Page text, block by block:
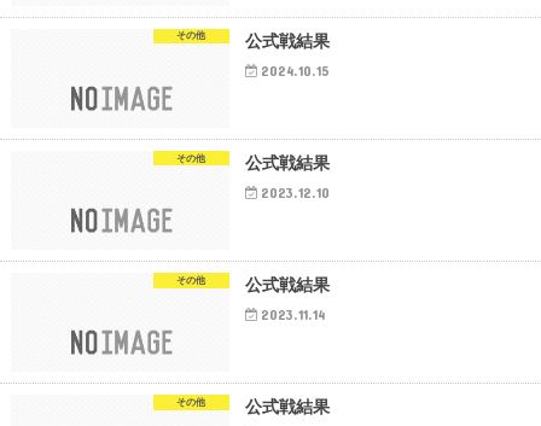
その他 公式戦結果
2024.10.15
その他 公式戦結果
2023.12.10
その他 公式戦結果
2023.11.14
その他 公式戦結果